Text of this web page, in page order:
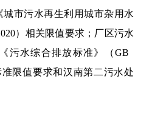
市污水再生利用城市杂用水
）相关限值要求；厂区污水
污水综合排放标准》（GB
准限值要求和汉南第二污水处